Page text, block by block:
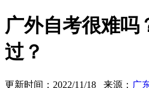
广外自考很难吗
过？
更新时间：2022/11/18 来源： 广